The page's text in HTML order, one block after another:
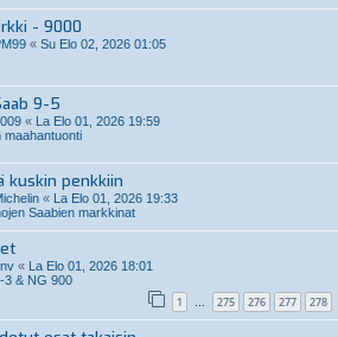
- 9000
« Su Elo 02, 2026 01:05
9-5
« La Elo 01, 2026 19:59
maahantuonti
kuskin penkkiin
« La Elo 01, 2026 19:33
Saabien markkinat
« La Elo 01, 2026 18:01
3 & NG 900
1 … 275 276 277 278